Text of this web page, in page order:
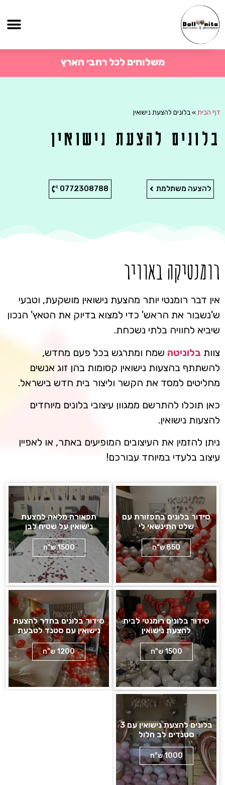
משלוחים לכל רחבי הארץ
דף הבית»בלונים להצעת נישואין
בלונים להצעת נישואין
להצעה משתלמת 0772308788
רומנטיקה באוויר
אין דבר רומנטי יותר מהצעת נישואין מושקעת, וטבעי
ש'נשבור את הראש' כדי למצוא בדיוק את הטאץ' הנכון
שיביא לחוויה בלתי נשכחת.
צוות בלוניטה שמח ומתרגש בכל פעם מחדש,
להשתתף בהצעות נישואין קסומות בהן זוג אנשים
מחליטים למסד את הקשר וליצור בית חדש בישראל.
כאן תוכלו להתרשם ממגוון עיצובי בלונים מיוחדים
להצעות נישואין.
ניתן להזמין את העיצובים המופיעים באתר, או לאפיין
עיצוב בלעדי במיוחד עבורכם!
סידור בלונים בתפזורת עם
שלט התינשאי לי
850 ש"ח
תפאורה מלאה להצעת
נישואין על שטיח לבן
1500 ש"ח
סידור בלונים רומנטי לבית
להצעת נישואין
1500 ש"ח
סידור בלונים בחדר להצעת
נישואין עם סטנד לטבעת
1200 ש"ח
בלונים להצעת נישואין עם 3
סטנדים לב חלול
1000 ש"ח